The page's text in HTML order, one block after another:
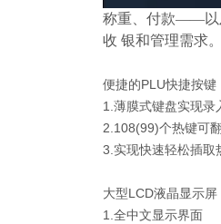
称重、付款——以
收 银和管理需求
便捷的PLU快捷按键
1.薄膜式键盘实现录
2.108(99)个热键可
3.实现快速轻松插取
大型LCD液晶显示屏
1.全中文显示界面